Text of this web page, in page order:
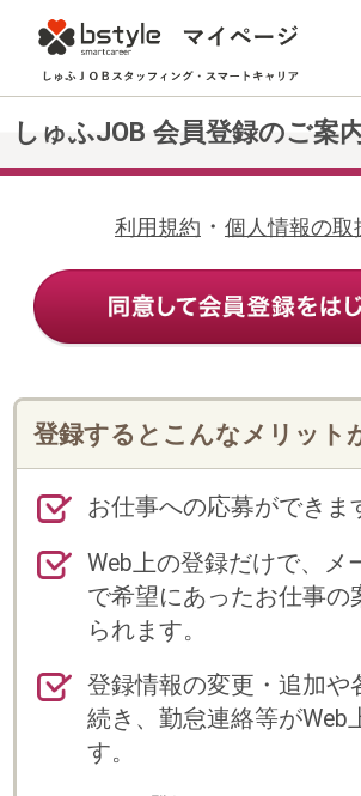
しゅふJOB 会員登録のご案内
登録するとこんなメリットがあります！
Web上の登録だけで、メールや電話
で希望にあったお仕事の案内が受け
られます。
続き、勤怠連絡等がWeb上でできま
※ STEP1をご登録いただくと、マイページのご利用
が可能になります。
※ 「しゅふJOBスタッフィング」「スマートキャリ
ア」のいずれかのサービスに登録済みの方は、お持
外国籍の方の登録について